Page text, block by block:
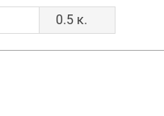
0.5 κ.